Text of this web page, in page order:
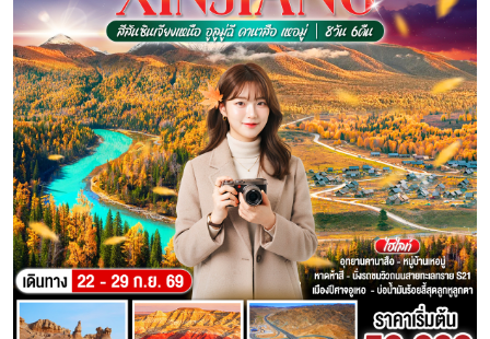
ระยะเวลา
8 วัน 7 คืน
โรงแรม สายการบิน
ไฮไลท์เจาะลึกคานาสือ 2 วัน เที่ยวชมอุทยานคานาสือแบบเต็มอิ่มถึง 2
ไฮไลท์ธรรมชาติครบถ้วน: ชมทิวทัศน์ที่ศาลาชมปลา, อ่าวเสี้ยวจันทรา, อ่า
และเดินเล่นริมทะเลสาบคานาสือชมป่าไทก้า สัมผัสวิถีชีวิตชนถิ่น: แวะเยี่
ขนมพื้นเมืองและชมการแสดงดนตรี หมู่บ้านนิทานเหอมู่: เยือนหมู่บ้านเ
จุดชมวิวฮาเติง เพื่อชมทัศนียภาพมุมสูงแบบพาโนรามา ประติมากรรมธ
เมืองปีศาจอูเหอ และชมความยิ่งใ
ส.ค. 19-26
ก.ย. 3-10 / 6-13 / 8-15